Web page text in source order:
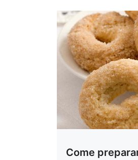
Come